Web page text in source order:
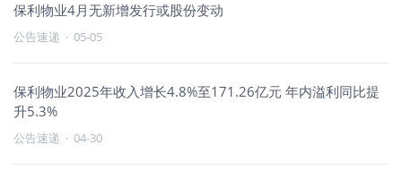
保利物业4月无新增发行或股份变动
公告速递 · 05-05
保利物业2025年收入增长4.8%至171.26亿元 年内溢利同比提
升5.3%
公告速递 · 04-30